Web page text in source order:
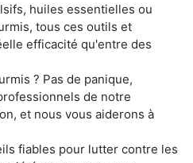
huiles essentielles ou
tous ces outils et
efficacité qu'entre des
? Pas de panique,
de notre
et nous vous aiderons à
fiables pour lutter contre les